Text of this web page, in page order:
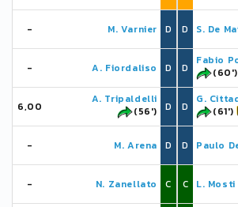
- M. Varnier D
- A. Fiordaliso D
6,00
A. Tripaldelli
(56')
D
- M. Arena D
- N. Zanellato C
D S. De
D
Fabio
(60')
D
G.
(61')
D Paulo
C L. Mosti